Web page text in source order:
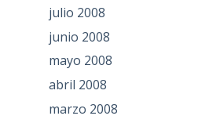
julio 2008
junio 2008
mayo 2008
abril 2008
marzo 2008